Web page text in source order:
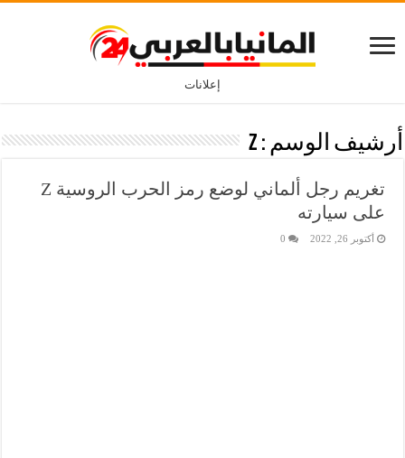
إعلانات
أرشيف الوسم : Z
تغريم رجل ألماني لوضع رمز الحرب الروسية Z
على سيارته
أكتوبر 26, 2022 0